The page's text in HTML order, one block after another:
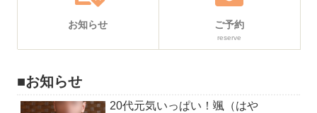
お知らせ ご予約
reserve
■お知らせ
20代元気いっぱい！颯（はや